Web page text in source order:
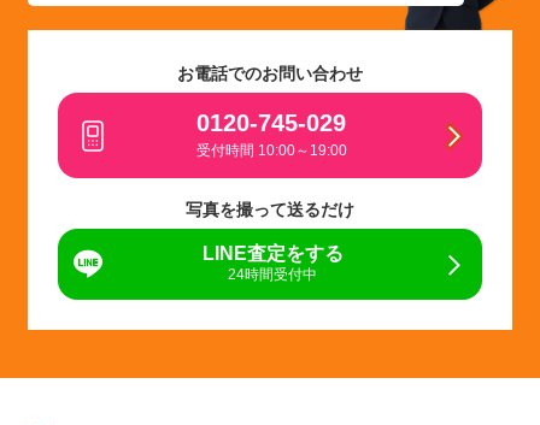
お電話でのお問い合わせ
0120-745-029
受付時間 10:00～19:00
写真を撮って送るだけ
LINE査定をする
24時間受付中